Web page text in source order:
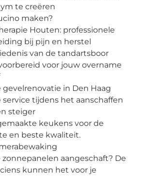
te creëren
maken?
Houten: professionele
bij pijn en herstel
van de tandartsboor
voor jouw overname
gevelrenovatie in Den Haag
service tijdens het aanschaffen
steiger
keukens voor de
en beste kwaliteit.
zonnepanelen aangeschaft? De
kunnen het voor je